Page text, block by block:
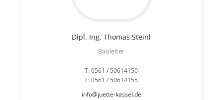
Dipl. Ing. Thomas Steinl
Bauleiter
T: 0561 / 50614150
F: 0561 / 50614155
info@juette-kassel.de